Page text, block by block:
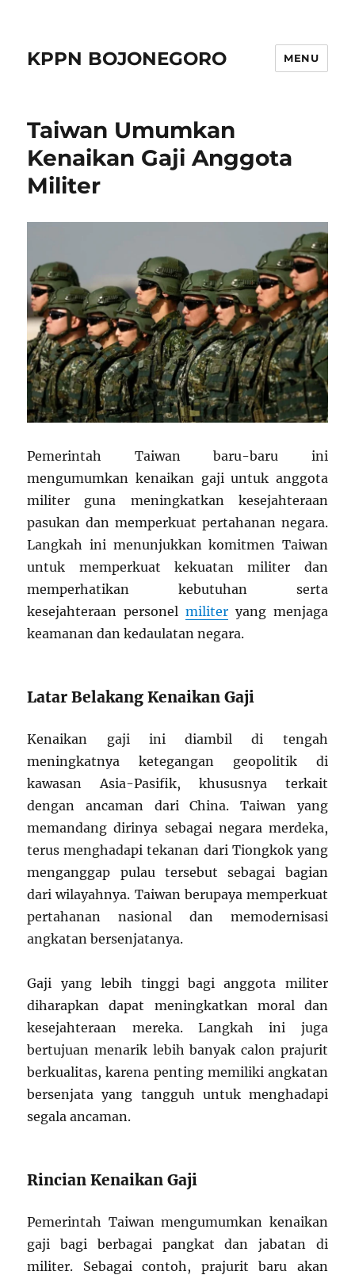
KPPN BOJONEGORO MENU
Taiwan Umumkan
Kenaikan Gaji Anggota
Militer
Pemerintah Taiwan baru-baru ini
mengumumkan kenaikan gaji untuk anggota
militer guna meningkatkan kesejahteraan
pasukan dan memperkuat pertahanan negara.
Langkah ini menunjukkan komitmen Taiwan
untuk memperkuat kekuatan militer dan
memperhatikan kebutuhan serta
kesejahteraan personel militer yang menjaga
keamanan dan kedaulatan negara.
Latar Belakang Kenaikan Gaji
Kenaikan gaji ini diambil di tengah
meningkatnya ketegangan geopolitik di
kawasan Asia-Pasifik, khususnya terkait
dengan ancaman dari China. Taiwan yang
memandang dirinya sebagai negara merdeka,
terus menghadapi tekanan dari Tiongkok yang
menganggap pulau tersebut sebagai bagian
dari wilayahnya. Taiwan berupaya memperkuat
pertahanan nasional dan memodernisasi
angkatan bersenjatanya.
Gaji yang lebih tinggi bagi anggota militer
diharapkan dapat meningkatkan moral dan
kesejahteraan mereka. Langkah ini juga
bertujuan menarik lebih banyak calon prajurit
berkualitas, karena penting memiliki angkatan
bersenjata yang tangguh untuk menghadapi
segala ancaman.
Rincian Kenaikan Gaji
Pemerintah Taiwan mengumumkan kenaikan
gaji bagi berbagai pangkat dan jabatan di
militer. Sebagai contoh, prajurit baru akan